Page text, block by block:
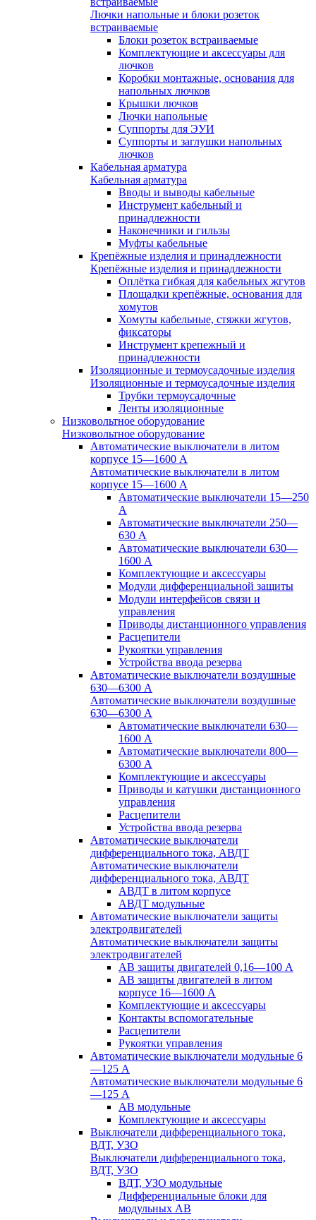
Лючки напольные и блоки розеток
встраиваемые
Блоки розеток встраиваемые
Комплектующие и аксессуары для
лючков
Коробки монтажные, основания для
напольных лючков
Крышки лючков
Лючки напольные
Суппорты для ЭУИ
Суппорты и заглушки напольных
лючков
Кабельная арматура
Кабельная арматура
Вводы и выводы кабельные
Инструмент кабельный и
принадлежности
Наконечники и гильзы
Муфты кабельные
Крепёжные изделия и принадлежности
Крепёжные изделия и принадлежности
Оплётка гибкая для кабельных жгутов
Площадки крепёжные, основания для
хомутов
Хомуты кабельные, стяжки жгутов,
фиксаторы
Инструмент крепежный и
принадлежности
Изоляционные и термоусадочные изделия
Изоляционные и термоусадочные изделия
Трубки термоусадочные
Ленты изоляционные
Низковольтное оборудование
Низковольтное оборудование
Автоматические выключатели в литом
корпусе 15—1600 А
Автоматические выключатели в литом
корпусе 15—1600 А
Автоматические выключатели 15—250
А
Автоматические выключатели 250—
630 А
Автоматические выключатели 630—
1600 А
Комплектующие и аксессуары
Модули дифференциальной защиты
Модули интерфейсов связи и
управления
Приводы дистанционного управления
Расцепители
Рукоятки управления
Устройства ввода резерва
Автоматические выключатели воздушные
630—6300 А
Автоматические выключатели воздушные
630—6300 А
Автоматические выключатели 630—
1600 А
Автоматические выключатели 800—
6300 А
Комплектующие и аксессуары
Приводы и катушки дистанционного
управления
Расцепители
Устройства ввода резерва
Автоматические выключатели
дифференциального тока, АВДТ
Автоматические выключатели
дифференциального тока, АВДТ
АВДТ в литом корпусе
АВДТ модульные
Автоматические выключатели защиты
электродвигателей
Автоматические выключатели защиты
электродвигателей
АВ защиты двигателей 0,16—100 А
АВ защиты двигателей в литом
корпусе 16—1600 А
Комплектующие и аксессуары
Контакты вспомогательные
Расцепители
Рукоятки управления
Автоматические выключатели модульные 6
—125 А
Автоматические выключатели модульные 6
—125 А
АВ модульные
Комплектующие и аксессуары
Выключатели дифференциального тока,
ВДТ, УЗО
Выключатели дифференциального тока,
ВДТ, УЗО
ВДТ, УЗО модульные
Дифференциальные блоки для
модульных АВ